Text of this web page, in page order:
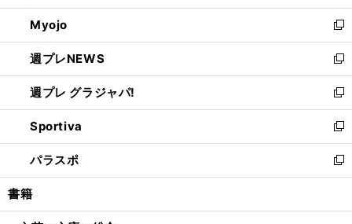
開
く
ウ
で
開
く
ン
ド
ウ
で
開
く
ウ
ィ
ン
ド
ウ
で
開
く
Myojo
新
し
い
ウ
ィ
ン
ド
ウ
で
開
週プレNEWS
新
し
い
ウ
ィ
ン
ド
ウ
開
週プレ グラジャパ!
新
し
い
ウ
ィ
ン
ウ
Sportiva
新
し
い
ウ
ン
パラスポ
新
し
ウ
書籍